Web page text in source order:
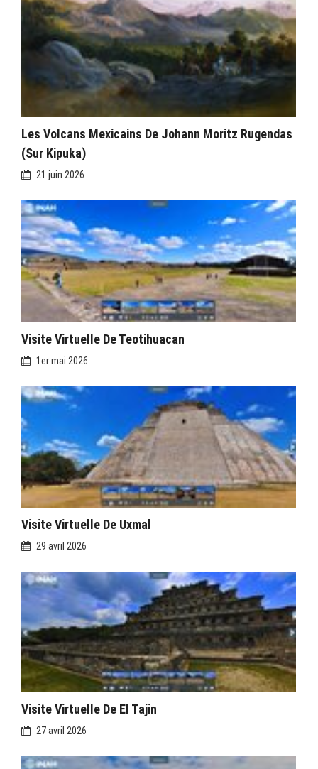
Les Volcans Mexicains De Johann Moritz Rugendas
(sur Kipuka)
21 juin 2026
Visite Virtuelle De Teotihuacan
1er mai 2026
Visite Virtuelle De Uxmal
29 avril 2026
Visite Virtuelle De El Tajin
27 avril 2026